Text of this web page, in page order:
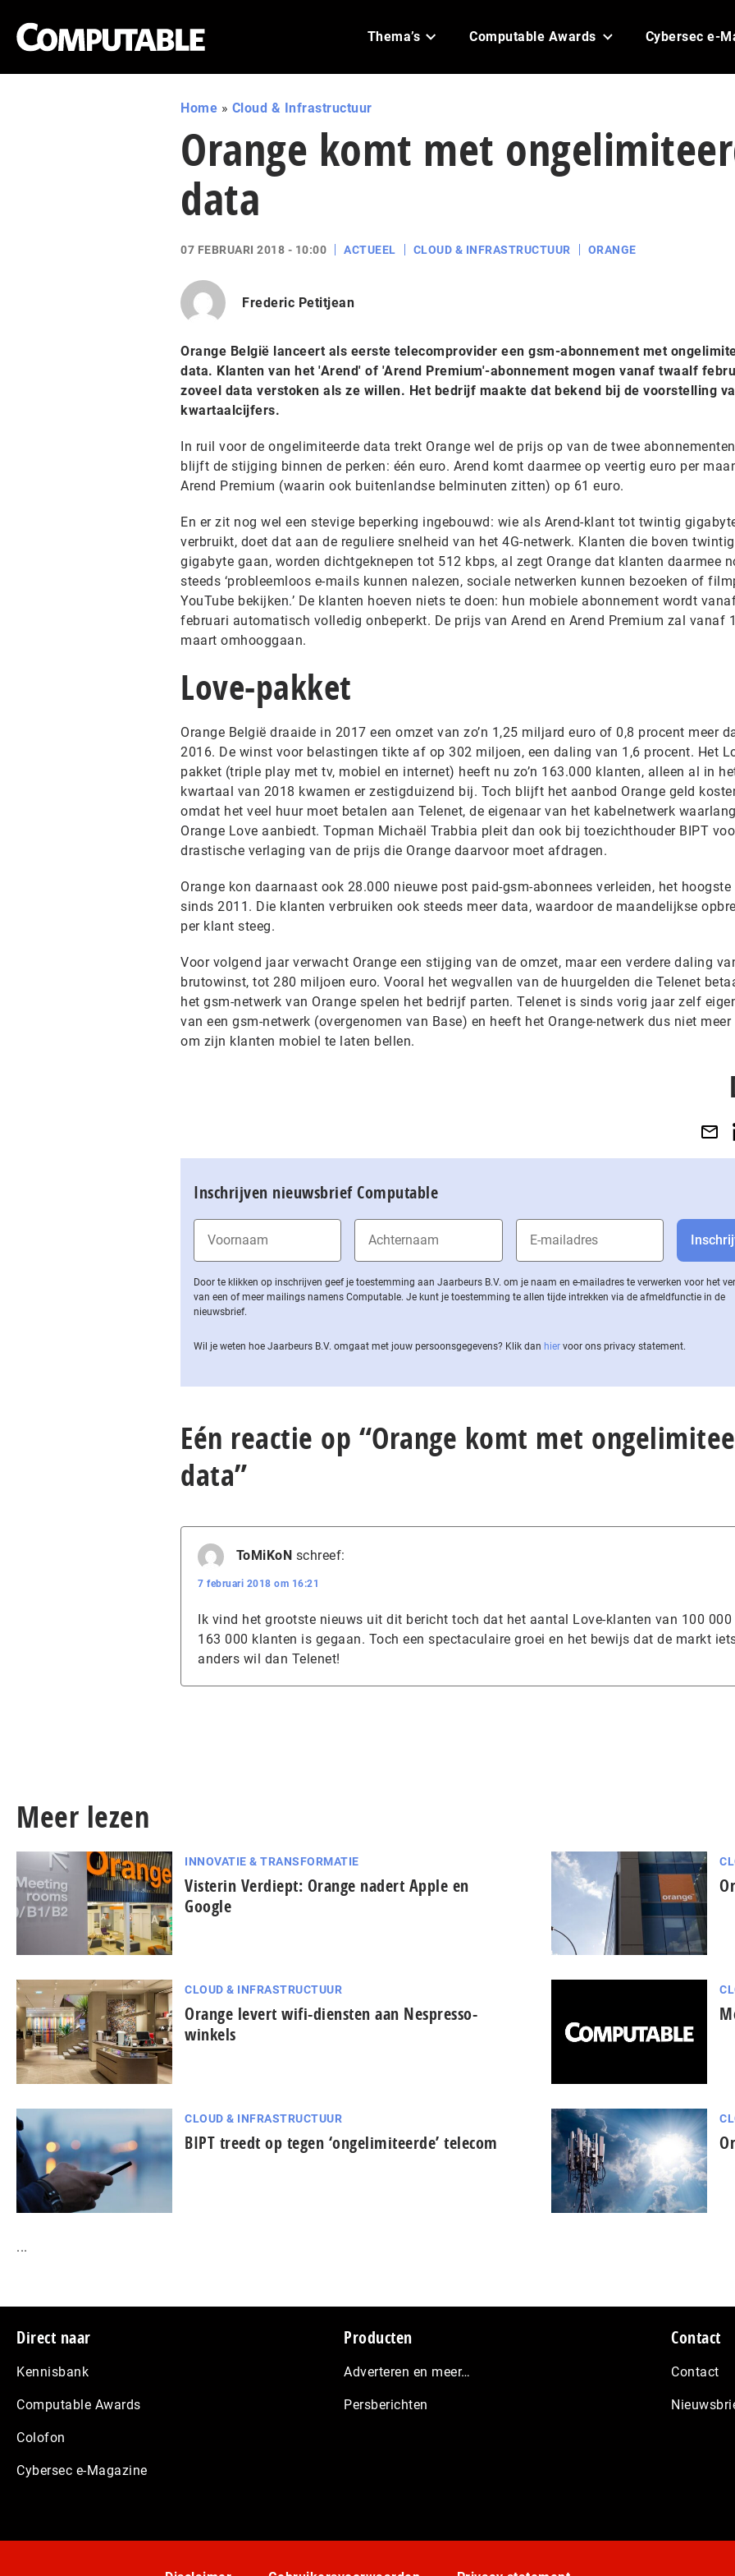
Thema’s Computable Awards Cybersec e-
Home » Cloud & Infrastructuur
Orange komt met
data
07 FEBRUARI 2018 - 10:00 ACTUEEL CLOUD & INFRASTRUCTUUR ORANGE
Frederic Petitjean
Orange België lanceert als eerste telecomprovider een gsm-abonnement met
data. Klanten van het 'Arend' of 'Arend Premium'-abonnement mogen vanaf twaalf
zoveel data verstoken als ze willen. Het bedrijf maakte dat bekend bij de voorstelling
kwartaalcijfers.
In ruil voor de ongelimiteerde data trekt Orange wel de prijs op van de twee
blijft de stijging binnen de perken: één euro. Arend komt daarmee op veertig euro per
Arend Premium (waarin ook buitenlandse belminuten zitten) op 61 euro.
En er zit nog wel een stevige beperking ingebouwd: wie als Arend-klant tot twintig
verbruikt, doet dat aan de reguliere snelheid van het 4G-netwerk. Klanten die boven twintig
gigabyte gaan, worden dichtgeknepen tot 512 kbps, al zegt Orange dat klanten daarmee
steeds ‘probleemloos e-mails kunnen nalezen, sociale netwerken kunnen bezoeken of
YouTube bekijken.’ De klanten hoeven niets te doen: hun mobiele abonnement wordt
februari automatisch volledig onbeperkt. De prijs van Arend en Arend Premium zal vanaf
maart omhooggaan.
Love-pakket
Orange België draaide in 2017 een omzet van zo’n 1,25 miljard euro of 0,8 procent meer
2016. De winst voor belastingen tikte af op 302 miljoen, een daling van 1,6 procent. Het
pakket (triple play met tv, mobiel en internet) heeft nu zo’n 163.000 klanten, alleen al in
kwartaal van 2018 kwamen er zestigduizend bij. Toch blijft het aanbod Orange geld
omdat het veel huur moet betalen aan Telenet, de eigenaar van het kabelnetwerk
Orange Love aanbiedt. Topman Michaël Trabbia pleit dan ook bij toezichthouder BIPT
drastische verlaging van de prijs die Orange daarvoor moet afdragen.
Orange kon daarnaast ook 28.000 nieuwe post paid-gsm-abonnees verleiden, het hoogste
sinds 2011. Die klanten verbruiken ook steeds meer data, waardoor de maandelijkse
per klant steeg.
Voor volgend jaar verwacht Orange een stijging van de omzet, maar een verdere daling
brutowinst, tot 280 miljoen euro. Vooral het wegvallen van de huurgelden die Telenet
het gsm-netwerk van Orange spelen het bedrijf parten. Telenet is sinds vorig jaar zelf
van een gsm-netwerk (overgenomen van Base) en heeft het Orange-netwerk dus niet meer
om zijn klanten mobiel te laten bellen.
Inschrijven nieuwsbrief Computable
Door te klikken op inschrijven geef je toestemming aan Jaarbeurs B.V. om je naam en e-mailadres te verwerken voor het
van een of meer mailings namens Computable. Je kunt je toestemming te allen tijde intrekken via de af­meld­func­tie in de
nieuwsbrief.
Wil je weten hoe Jaarbeurs B.V. omgaat met jouw per­soons­ge­ge­vens? Klik dan hier voor ons privacy statement.
Eén reactie op “Orange komt met
data”
ToMiKoN schreef:
7 februari 2018 om 16:21
Ik vind het grootste nieuws uit dit bericht toch dat het aantal Love-klanten van 100 000
163 000 klanten is gegaan. Toch een spectaculaire groei en het bewijs dat de markt
anders wil dan Telenet!
Meer lezen
INNOVATIE & TRANSFORMATIE
Visterin Verdiept: Orange nadert Apple en
Google
CLOUD & INFRASTRUCTUUR
Orange levert wifi-diensten aan Nespresso-
winkels
CLOUD & INFRASTRUCTUUR
BIPT treedt op tegen ‘ongelimiteerde’ telecom
...
Footer
Direct naar
Kennisbank
Computable Awards
Colofon
Cybersec e-Magazine
Producten
Adverteren en meer…
Persberichten
Contact
Contact